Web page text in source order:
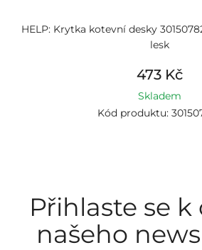
HELP: Krytka kotevní desky
lesk
473 Kč
Skladem
Kód produktu:
Přihlaste se
našeho